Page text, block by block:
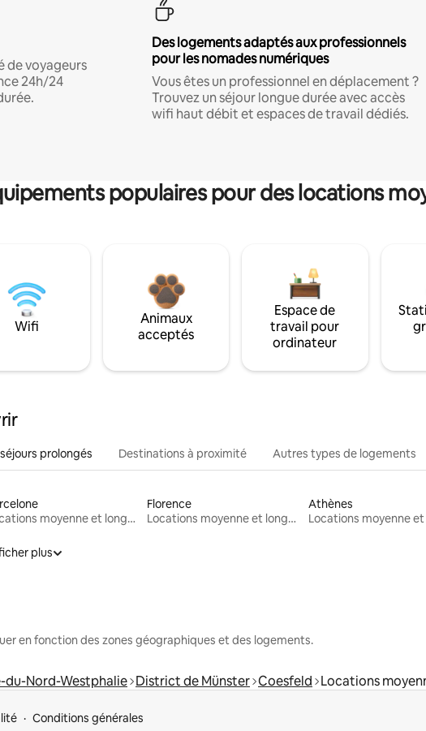
de voyageurs
24h/24
Des logements adaptés aux professionnels
pour les nomades numériques
Vous êtes un professionnel en déplacement ?
Trouvez un séjour longue durée avec accès
wifi haut débit et espaces de travail dédiés.
populaires pour des locations
Wifi
Animaux
acceptés
Espace de
travail pour
ordinateur
prolongés Destinations à proximité Autres types de logements
Locations moyenne et longue durée
Florence
Locations moyenne et longue durée
Athènes
plus
en fonction des zones géographiques et des logements.
du-Nord-Westphalie District de Münster Coesfeld Locations
Conditions générales